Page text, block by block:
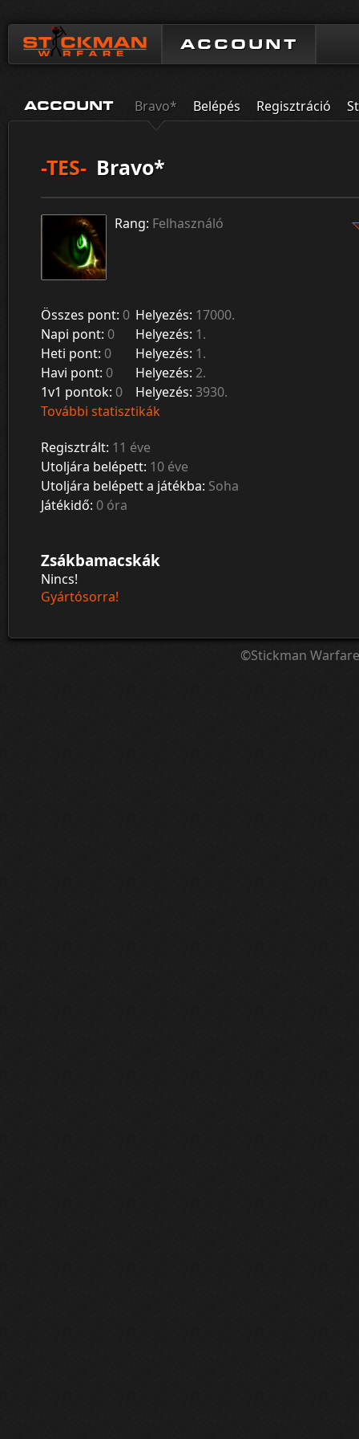
ACCOUNT
ACCOUNT Bravo* Belépés Regisztráció
-TES- Bravo*
Rang: Felhasználó
Összes pont: 0 Helyezés: 17000.
Napi pont: 0 Helyezés: 1.
Heti pont: 0 Helyezés: 1.
Havi pont: 0 Helyezés: 2.
1v1 pontok: 0 Helyezés: 3930.
További statisztikák
Regisztrált: 11 éve
Utoljára belépett: 10 éve
Utoljára belépett a játékba: Soha
Játékidő: 0 óra
Zsákbamacskák
Nincs!
Gyártósorra!
©Stickman Warfare